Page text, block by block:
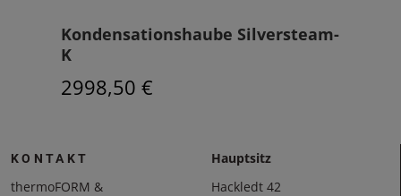
Kondensationshaube Silversteam-
K
2998,50 €
KONTAKT
thermoFORM &
Hauptsitz
Hackledt 42